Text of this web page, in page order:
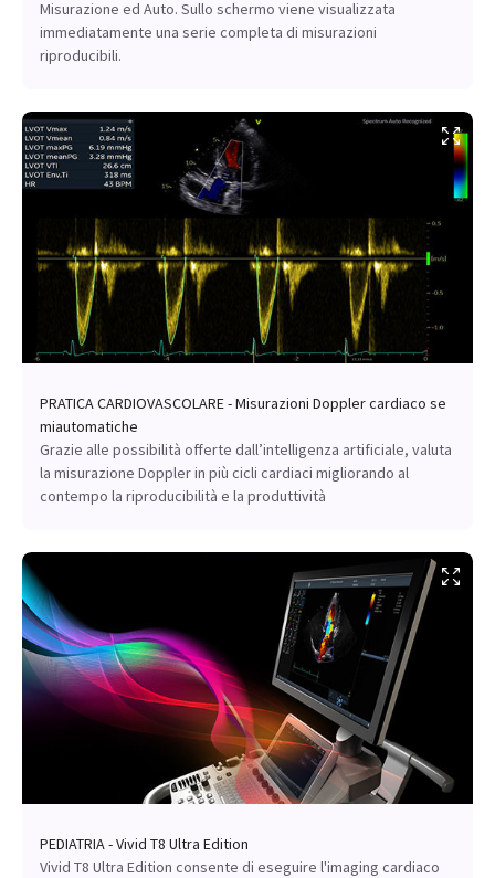
Misurazione ed Auto. Sullo schermo viene visualizzata
immediatamente una serie completa di misurazioni
riproducibili.
PRATICA CARDIOVASCOLARE - Misurazioni Doppler cardiaco se
miautomatiche
Grazie alle possibilità offerte dall’intelligenza artificiale, valuta
la misurazione Doppler in più cicli cardiaci migliorando al
contempo la riproducibilità e la produttività
PEDIATRIA - Vivid T8 Ultra Edition
Vivid T8 Ultra Edition consente di eseguire l'imaging cardiaco